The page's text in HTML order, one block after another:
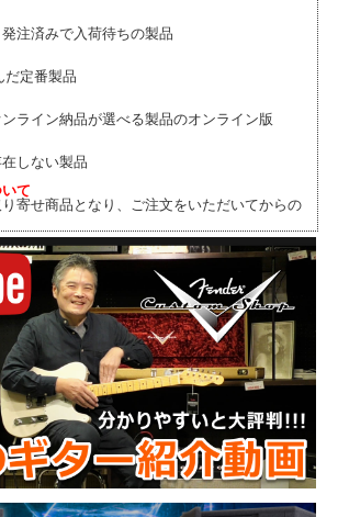
注済みで入荷待ちの製品
だ定番製品
ライン納品が選べる製品のオンライン版
しない製品
て
寄せ商品となり、ご注文をいただいてからの